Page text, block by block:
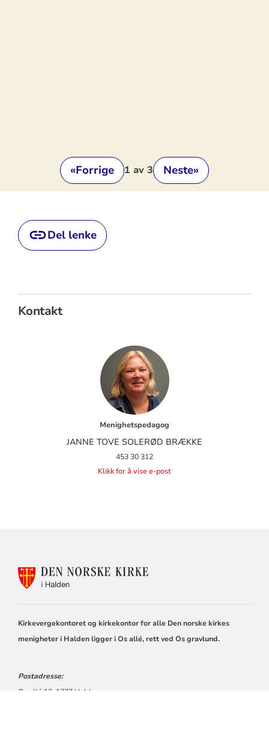
«Forrige 1 av 3 Neste»
Del lenke
Kontakt
Menighetspedagog
JANNE TOVE SOLERØD BRÆKKE
453 30 312
Klikk for å vise e-post
I
HALDEN
Kirkevergekontoret og kirkekontor for alle Den norske kirkes
menigheter i Halden ligger i Os allé, rett ved Os gravlund.
Postadresse:
Os allé 13, 1777 Halden